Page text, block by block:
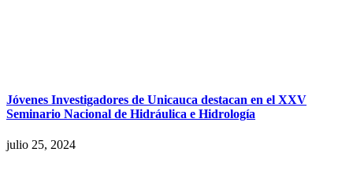
Jóvenes Investigadores de Unicauca destacan en el XXV
Seminario Nacional de Hidráulica e Hidrología
julio 25, 2024